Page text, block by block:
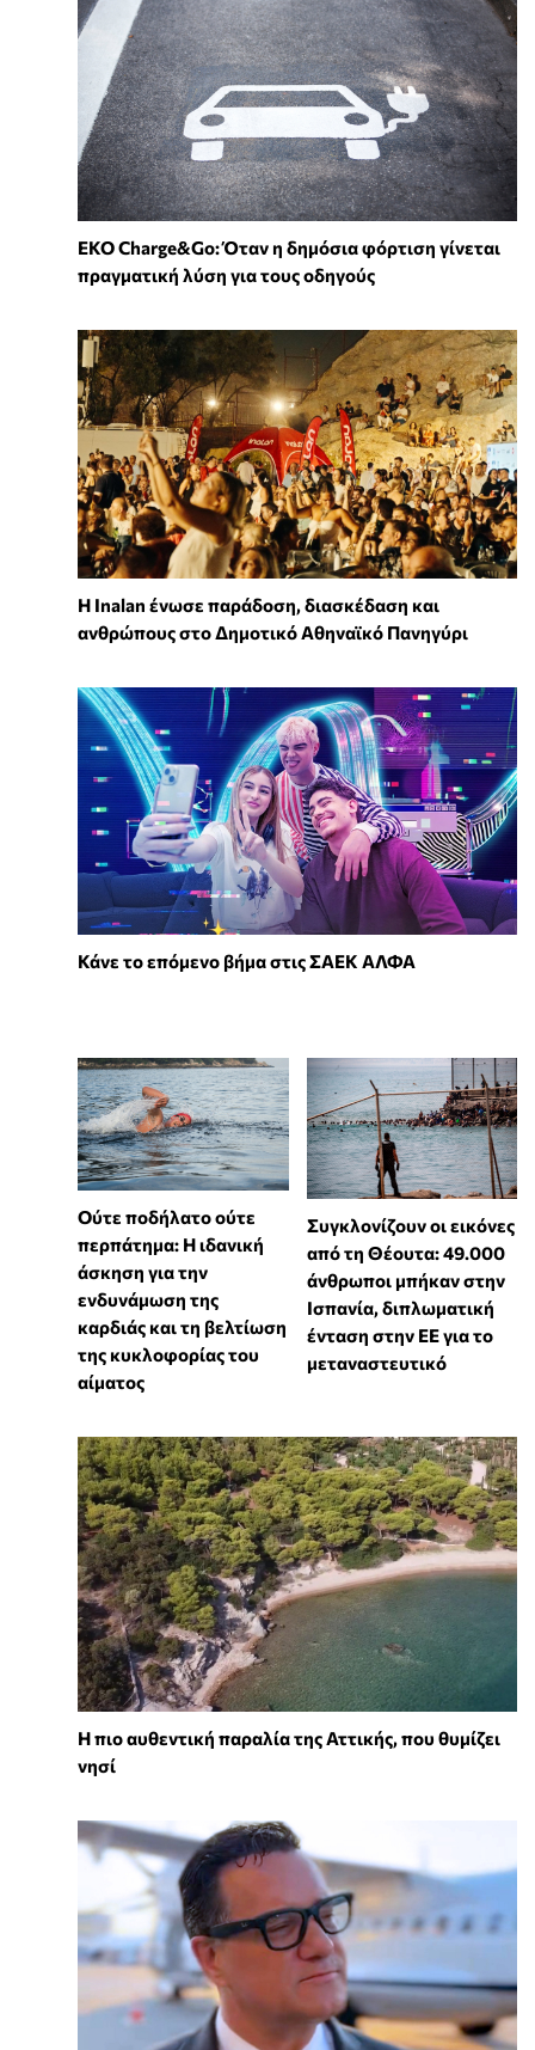
EKO Charge&Go: Όταν η δημόσια φόρτιση γίνεται
πραγματική λύση για τους οδηγούς
Η Inalan ένωσε παράδοση, διασκέδαση και
ανθρώπους στο Δημοτικό Αθηναϊκό Πανηγύρι
Κάνε το επόμενο βήμα στις ΣΑΕΚ ΑΛΦΑ
Ούτε ποδήλατο ούτε
περπάτημα: Η ιδανική
άσκηση για την
ενδυνάμωση της
καρδιάς και τη βελτίωση
της κυκλοφορίας του
αίματος
Συγκλονίζουν οι εικόνες
από τη Θέουτα: 49.000
άνθρωποι μπήκαν στην
Ισπανία, διπλωματική
ένταση στην ΕΕ για το
μεταναστευτικό
Η πιο αυθεντική παραλία της Αττικής, που θυμίζει
νησί